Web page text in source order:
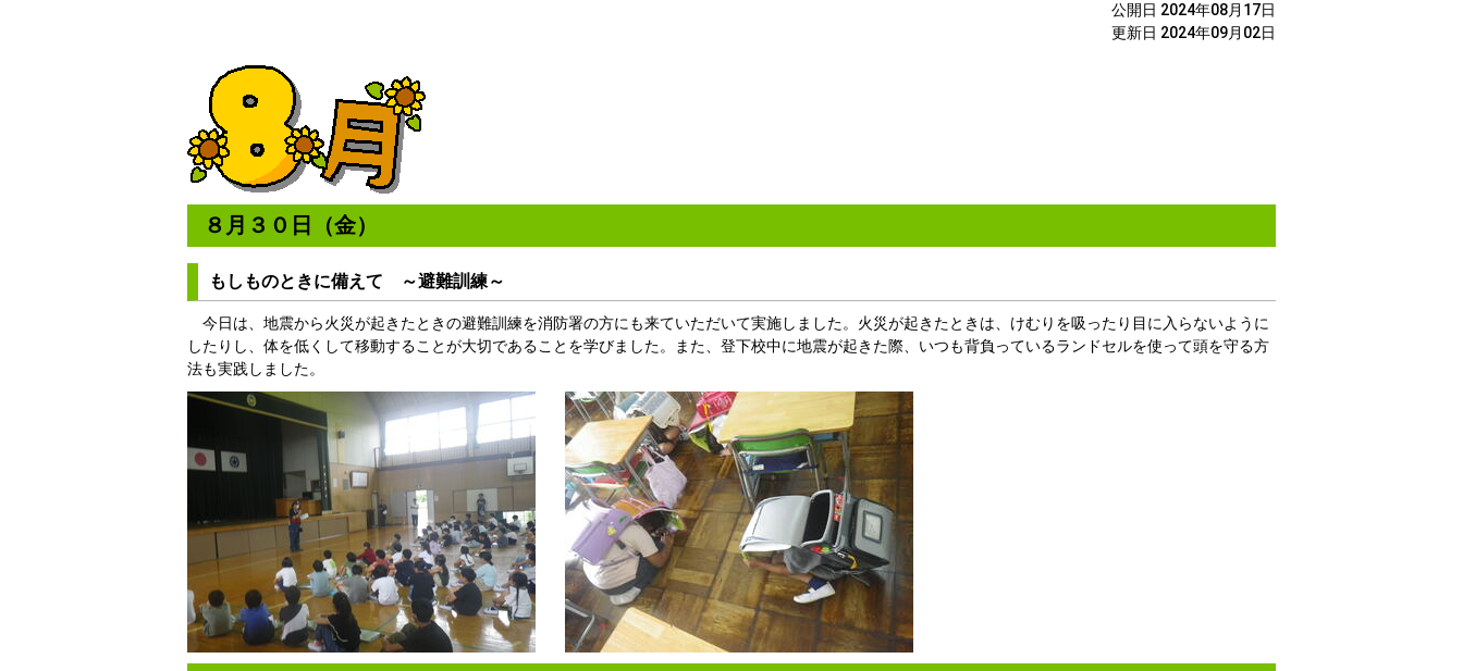
公開日 2024年08月17日
更新日 2024年09月02日
８月３０日（金）
もしものときに備えて ～避難訓練～
今日は、地震から火災が起きたときの避難訓練を消防署の方にも来ていただいて実施しました。火災が起きたときは、けむりを吸ったり目に入らないように
したりし、体を低くして移動することが大切であることを学びました。また、登下校中に地震が起きた際、いつも背負っているランドセルを使って頭を守る方
法も実践しました。